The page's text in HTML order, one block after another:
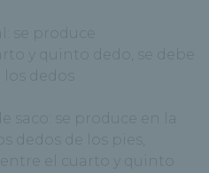
produce
y quinto dedo, se debe
dedos
se produce en la
dedos de los pies,
el cuarto y quinto